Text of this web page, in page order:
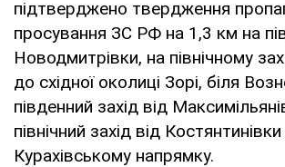
підтверджено твердження
просування ЗС РФ на 1,3 км на
Новодмитрівки, на північному
до східної околиці Зорі, біля
південний захід від
північний захід від
Курахівському напрямку.